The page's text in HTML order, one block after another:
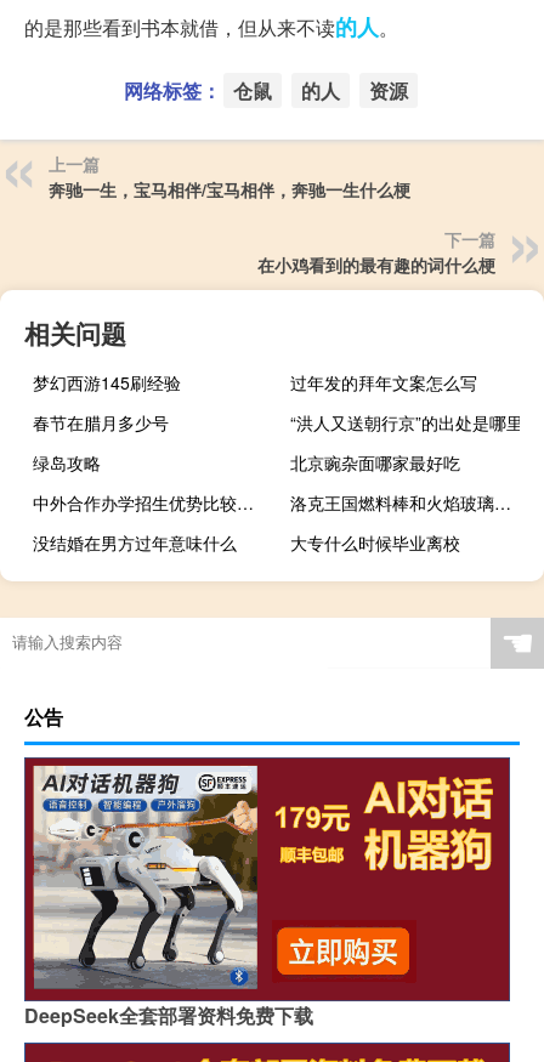
的是那些看到书本就借，但从来不读的人。
网络标签： 仓鼠 的人 资源
上一篇
奔驰一生，宝马相伴/宝马相伴，奔驰一生什么梗
下一篇
在小鸡看到的最有趣的词什么梗
相关问题
梦幻西游145刷经验
过年发的拜年文案怎么写
春节在腊月多少号
“洪人又送朝行京”的出处是哪里
绿岛攻略
北京豌杂面哪家最好吃
中外合作办学招生优势比较明显吗
洛克王国燃料棒和火焰玻璃怎么获得（洛克王国燃料棒和火焰玻璃怎么得）
没结婚在男方过年意味什么
大专什么时候毕业离校
☚
公告
DeepSeek全套部署资料免费下载